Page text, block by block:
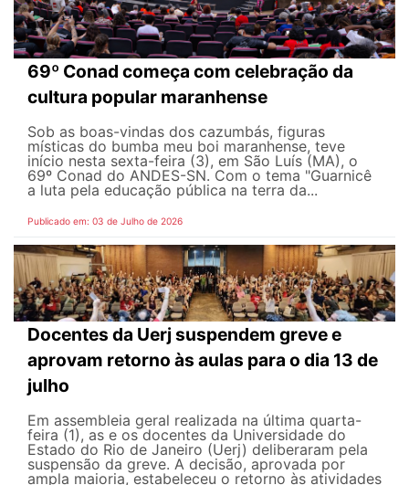
69º Conad começa com celebração da
cultura popular maranhense
Sob as boas-vindas dos cazumbás, figuras
místicas do bumba meu boi maranhense, teve
início nesta sexta-feira (3), em São Luís (MA), o
69º Conad do ANDES-SN. Com o tema "Guarnicê
a luta pela educação pública na terra da...
Publicado em: 03 de Julho de 2026
Docentes da Uerj suspendem greve e
aprovam retorno às aulas para o dia 13 de
julho
Em assembleia geral realizada na última quarta-
feira (1), as e os docentes da Universidade do
Estado do Rio de Janeiro (Uerj) deliberaram pela
suspensão da greve. A decisão, aprovada por
ampla maioria, estabeleceu o retorno às atividades